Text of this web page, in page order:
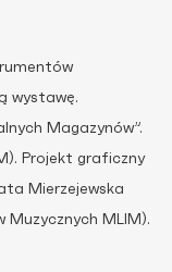
wystawę.
Magazynów”.
Projekt graficzny
Mierzejewska
Muzycznych MLIM).